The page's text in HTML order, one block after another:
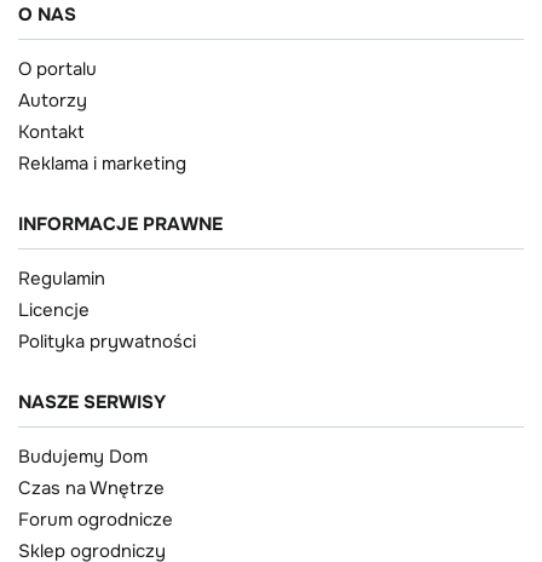
O NAS
O portalu
Autorzy
Kontakt
Reklama i marketing
INFORMACJE PRAWNE
Regulamin
Licencje
Polityka prywatności
NASZE SERWISY
Budujemy Dom
Czas na Wnętrze
Forum ogrodnicze
Sklep ogrodniczy